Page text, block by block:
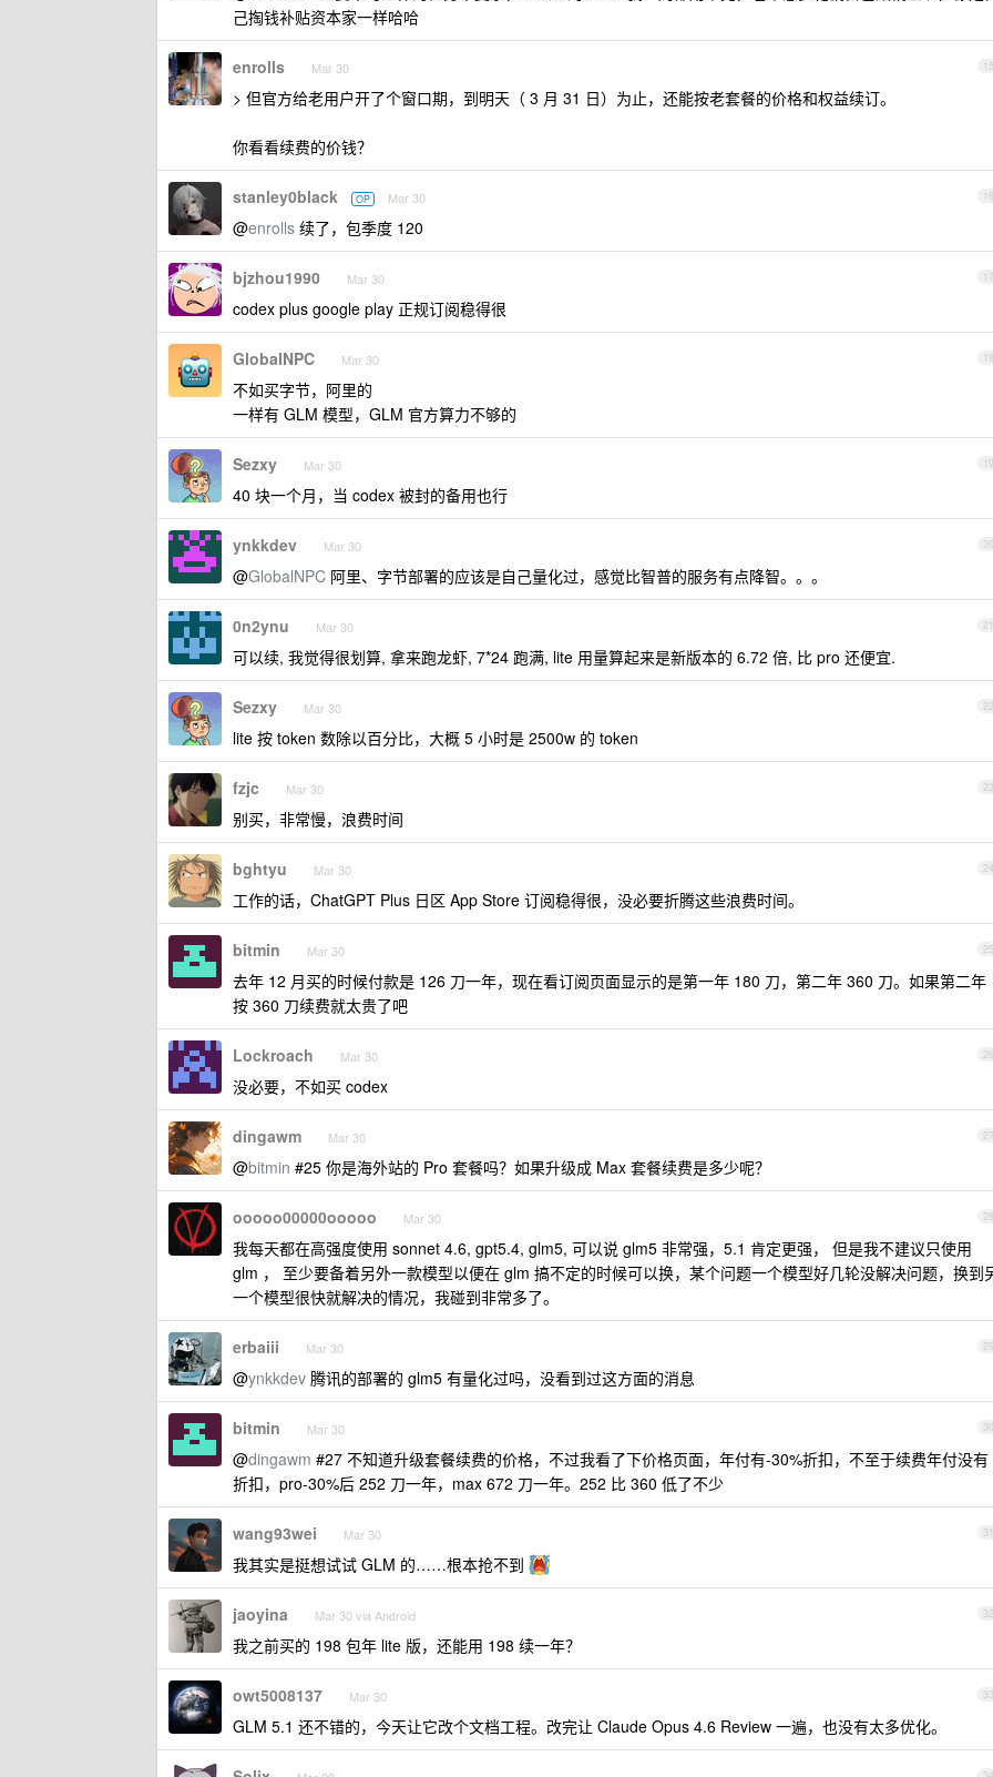
己掏钱补贴资本家一样哈哈
15
enrolls Mar 30
> 但官方给老用户开了个窗口期，到明天（ 3 月 31 日）为止，还能按老套餐的价格和权益续订。
你看看续费的价钱？
16
stanley0black OP Mar 30
@enrolls 续了，包季度 120
17
bjzhou1990 Mar 30
codex plus google play 正规订阅稳得很
18
GlobalNPC Mar 30
不如买字节，阿里的
一样有 GLM 模型，GLM 官方算力不够的
19
Sezxy Mar 30
40 块一个月，当 codex 被封的备用也行
20
ynkkdev Mar 30
@GlobalNPC 阿里、字节部署的应该是自己量化过，感觉比智普的服务有点降智。。。
21
0n2ynu Mar 30
可以续, 我觉得很划算, 拿来跑龙虾, 7*24 跑满, lite 用量算起来是新版本的 6.72 倍, 比 pro 还便宜.
22
Sezxy Mar 30
lite 按 token 数除以百分比，大概 5 小时是 2500w 的 token
23
fzjc Mar 30
别买，非常慢，浪费时间
24
bghtyu Mar 30
工作的话，ChatGPT Plus 日区 App Store 订阅稳得很，没必要折腾这些浪费时间。
25
bitmin Mar 30
去年 12 月买的时候付款是 126 刀一年，现在看订阅页面显示的是第一年 180 刀，第二年 360 刀。如果第二年
按 360 刀续费就太贵了吧
26
Lockroach Mar 30
没必要，不如买 codex
27
dingawm Mar 30
@bitmin #25 你是海外站的 Pro 套餐吗？如果升级成 Max 套餐续费是多少呢？
28
ooooo00000ooooo Mar 30
我每天都在高强度使用 sonnet 4.6, gpt5.4, glm5, 可以说 glm5 非常强，5.1 肯定更强， 但是我不建议只使用
glm ， 至少要备着另外一款模型以便在 glm 搞不定的时候可以换，某个问题一个模型好几轮没解决问题，换到
一个模型很快就解决的情况，我碰到非常多了。
29
erbaiii Mar 30
@ynkkdev 腾讯的部署的 glm5 有量化过吗，没看到过这方面的消息
30
bitmin Mar 30
@dingawm #27 不知道升级套餐续费的价格，不过我看了下价格页面，年付有-30%折扣，不至于续费年付没有
折扣，pro-30%后 252 刀一年，max 672 刀一年。252 比 360 低了不少
31
wang93wei Mar 30
我其实是挺想试试 GLM 的……根本抢不到
32
jaoyina Mar 30 via Android
我之前买的 198 包年 lite 版，还能用 198 续一年？
33
owt5008137 Mar 30
GLM 5.1 还不错的，今天让它改个文档工程。改完让 Claude Opus 4.6 Review 一遍，也没有太多优化。